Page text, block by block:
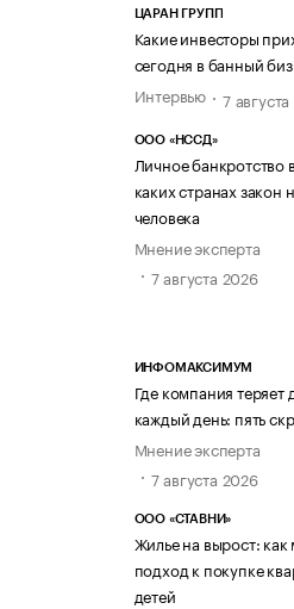
ЦАРАН ГРУПП
Какие инвесторы
сегодня в банный
Интервью
7
ООО «НССД»
Личное банкротство
каких странах закон
человека
Мнение эксперта
7 августа 2026
ИНФОМАКСИМУМ
Где компания теряет
каждый день: пять
Мнение эксперта
7 августа 2026
ООО «СТАВНИ»
Жилье на вырост: как
подход к покупке
детей